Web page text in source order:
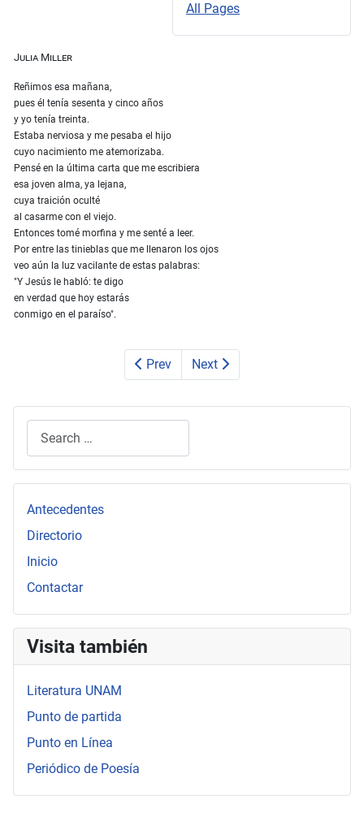
All Pages
Julia Miller
Reñimos esa mañana,
pues él tenía sesenta y cinco años
y yo tenía treinta.
Estaba nerviosa y me pesaba el hijo
cuyo nacimiento me atemorizaba.
Pensé en la última carta que me escribiera
esa joven alma, ya lejana,
cuya traición oculté
al casarme con el viejo.
Entonces tomé morfina y me senté a leer.
Por entre las tinieblas que me llenaron los ojos
veo aún la luz vacilante de estas palabras:
"Y Jesús le habló: te digo
en verdad que hoy estarás
conmigo en el paraíso".
Prev Next
Antecedentes
Directorio
Inicio
Contactar
Visita también
Literatura UNAM
Punto de partida
Punto en Línea
Periódico de Poesía